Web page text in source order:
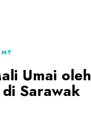
Umai oleh
Sarawak